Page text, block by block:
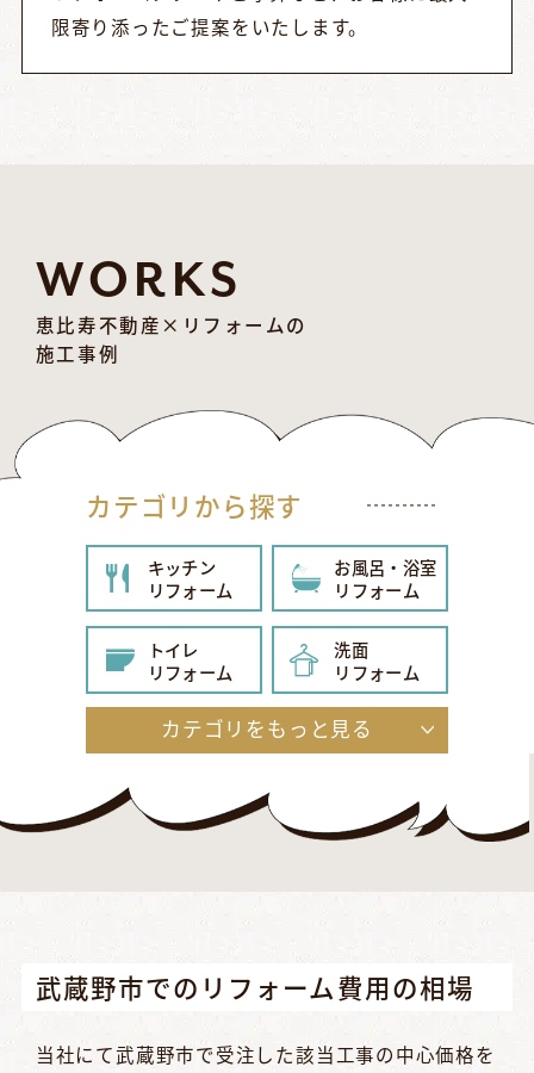
限寄り添ったご提案をいたします。
WORKS
恵比寿不動産×リフォームの
施工事例
カテゴリから探す
キッチン
リフォーム
お風呂・浴室
リフォーム
トイレ
リフォーム
洗面
リフォーム
給湯器
リフォーム
内装
リフォーム
玄関
リフォーム
エクステリア
リフォーム
外壁・屋根
リフォーム
リフォーム
カテゴリをもっと見る
武蔵野市でのリフォーム費用の相場
当社にて武蔵野市で受注した該当工事の中心価格を